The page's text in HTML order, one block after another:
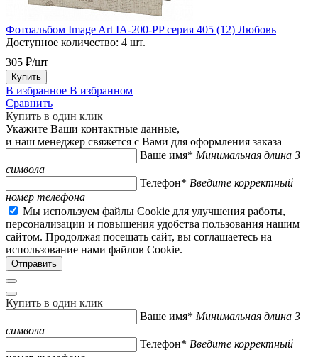
Фотоальбом Image Art IA-200-PP серия 405 (12) Любовь
Доступное количество: 4 шт.
305 ₽/шт
Купить
В избранное В избранном
Сравнить
Купить в один клик
Укажите Ваши контактные данные,
и наш менеджер свяжется с Вами для оформления заказа
Ваше имя* Минимальная длина 3
символа
Телефон* Введите корректный
номер телефона
Мы используем файлы Cookie для улучшения работы,
персонализации и повышения удобства пользования нашим
сайтом. Продолжая посещать сайт, вы соглашаетесь на
использование нами файлов Cookie.
Купить в один клик
Ваше имя* Минимальная длина 3
символа
Телефон* Введите корректный